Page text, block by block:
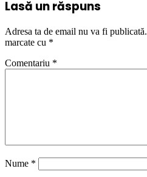
Lasă un răspuns
Adresa ta de email nu va fi publicată.
marcate cu *
Comentariu *
Nume *